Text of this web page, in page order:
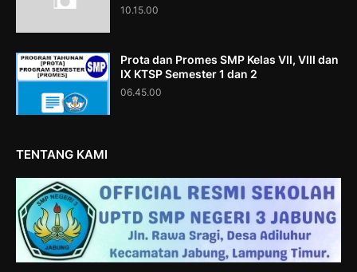
10.15.00
Prota dan Promes SMP Kelas VII, VIII dan
IX KTSP Semester 1 dan 2
06.45.00
TENTANG KAMI